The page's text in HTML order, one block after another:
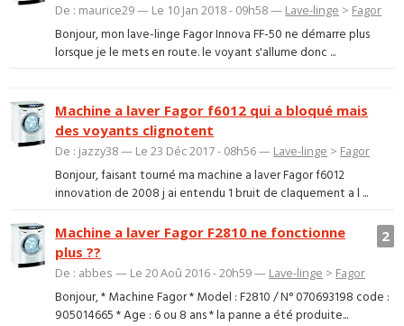
De : maurice29 — Le 10 Jan 2018 - 09h58 — Lave-linge > Fagor
Bonjour, mon lave-linge Fagor Innova FF-50 ne démarre plus
lorsque je le mets en route. le voyant s'allume donc ...
Machine a laver Fagor f6012 qui a bloqué mais
des voyants clignotent
De : jazzy38 — Le 23 Déc 2017 - 08h56 — Lave-linge > Fagor
Bonjour, faisant tourné ma machine a laver Fagor f6012
innovation de 2008 j ai entendu 1 bruit de claquement a l ...
2
Machine a laver Fagor F2810 ne fonctionne
plus ??
De : abbes — Le 20 Aoû 2016 - 20h59 — Lave-linge > Fagor
Bonjour, * Machine Fagor * Model : F2810 / N° 070693198 code :
905014665 * Age : 6 ou 8 ans * la panne a été produite...